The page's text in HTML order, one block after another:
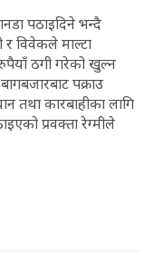
पठाइदिने भन्दै
र विवेकले माल्टा
ठगी गरेको खुल्न
पक्राउ
तथा कारबाहीका लागि
प्रवक्ता रेग्मीले